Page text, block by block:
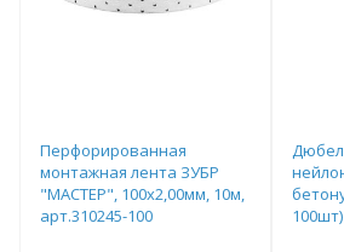
Перфорированная
монтажная лента ЗУБР
"МАСТЕР", 100х2,00мм, 10м,
арт.310245-100
100шт)